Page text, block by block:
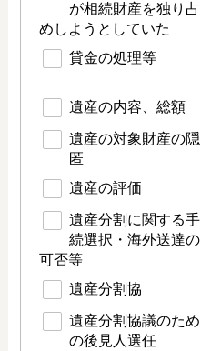
が相続財産を独り占
めしようとしていた
貸金の処理等
遺産の内容、総額
遺産の対象財産の隠
匿
遺産の評価
遺産分割に関する手
続選択・海外送達の
可否等
遺産分割協
遺産分割協議のため
の後見人選任